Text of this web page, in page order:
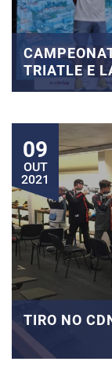
TRIATLE E
09
OUT
2021
TIRO NO